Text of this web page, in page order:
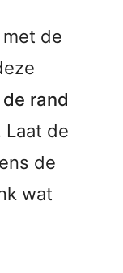
de
rand
de
de
wat